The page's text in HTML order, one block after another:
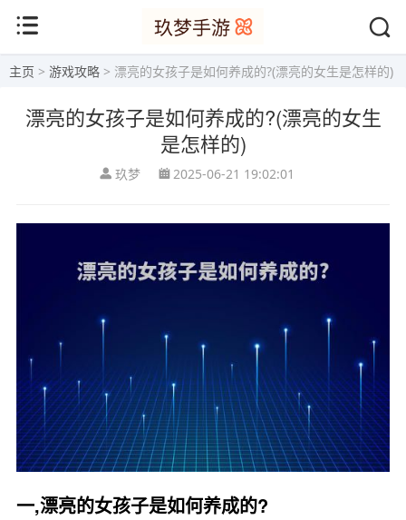
主页 > 游戏攻略 > 漂亮的女孩子是如何养成的?(漂亮的女生是怎样的)
漂亮的女孩子是如何养成的?(漂亮的女生
是怎样的)
玖梦 2025-06-21 19:02:01
一,漂亮的女孩子是如何养成的?